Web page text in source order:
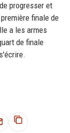
progresser et
finale de
a les armes
de finale